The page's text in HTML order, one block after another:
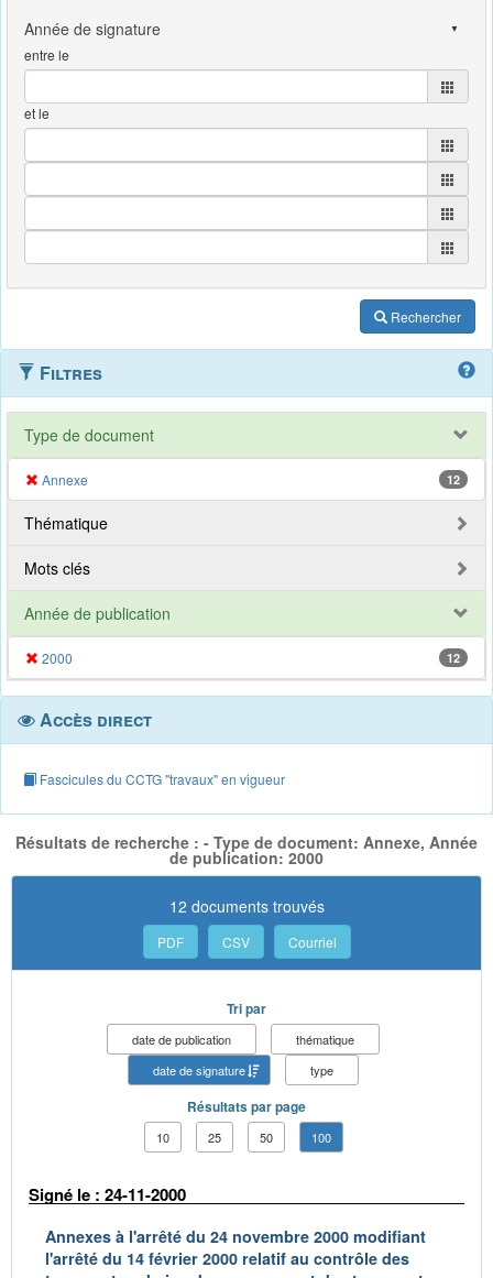
entre le
et le
Rechercher
Filtres
Type de document
Annexe 12
Thématique
Mots clés
Année de publication
2000 12
Accès direct
Fascicules du CCTG "travaux" en vigueur
Résultats de recherche : - Type de document: Annexe, Année
de publication: 2000
12 documents trouvés
PDF CSV Courriel
Tri par
date de publication
thématique
date de signature
type
Résultats par page
10 25 50 100
Signé le : 24-11-2000
Annexes à l'arrêté du 24 novembre 2000 modifiant
l'arrêté du 14 février 2000 relatif au contrôle des